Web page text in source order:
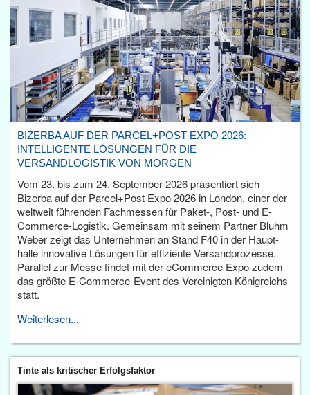
BIZERBA AUF DER PARCEL+POST EXPO 2026:
INTELLIGENTE LÖSUNGEN FÜR DIE
VERSANDLOGISTIK VON MORGEN
Vom 23. bis zum 24. September 2026 präsentiert sich
Bizerba auf der Parcel+Post Expo 2026 in London, einer der
weltweit führenden Fachmessen für Paket-, Post- und E-
Commerce-Logistik. Gemeinsam mit seinem Partner Bluhm
Weber zeigt das Unternehmen an Stand F40 in der Haupt­
halle innovative Lösungen für effiziente Versandprozesse.
Parallel zur Messe findet mit der eCommerce Expo zudem
das größte E-Commerce-Event des Vereinigten Königreichs
statt.
Weiterlesen...
Tinte als kritischer Erfolgsfaktor